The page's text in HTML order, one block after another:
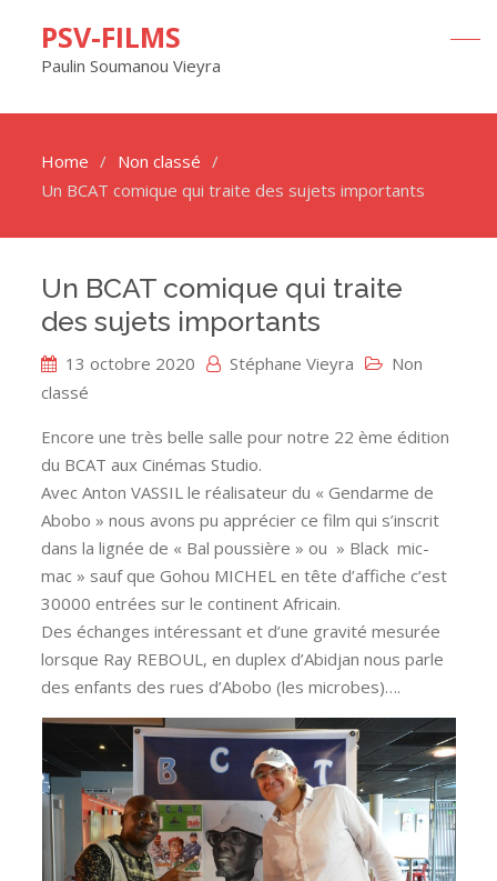
PSV-FILMS
Paulin Soumanou Vieyra
Home
Non classé
Un BCAT comique qui traite des sujets importants
Un BCAT comique qui traite
des sujets importants
13 octobre 2020 Stéphane Vieyra
Non
classé
Encore une très belle salle pour notre 22 ème édition
du BCAT aux Cinémas Studio.
Avec Anton VASSIL le réalisateur du « Gendarme de
Abobo » nous avons pu apprécier ce film qui s’inscrit
dans la lignée de « Bal poussière » ou » Black mic-
mac » sauf que Gohou MICHEL en tête d’affiche c’est
30000 entrées sur le continent Africain.
Des échanges intéressant et d’une gravité mesurée
lorsque Ray REBOUL, en duplex d’Abidjan nous parle
des enfants des rues d’Abobo (les microbes)….